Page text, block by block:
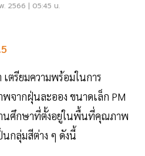
. 2566 | 05:45 น.
ตรียมความพร้อมในการ
จากฝุ่นละออง ขนาดเล็ก PM
นศึกษาที่ตั้งอยู่ในพื้นที่คุณภาพ
กลุ่มสีต่าง ๆ ดังนี้